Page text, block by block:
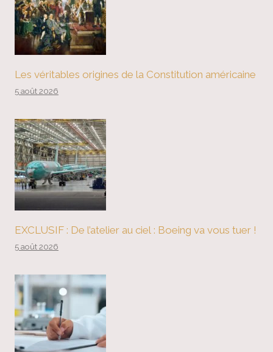
Les véritables origines de la Constitution américaine
5 août 2026
EXCLUSIF : De l’atelier au ciel : Boeing va vous tuer !
5 août 2026